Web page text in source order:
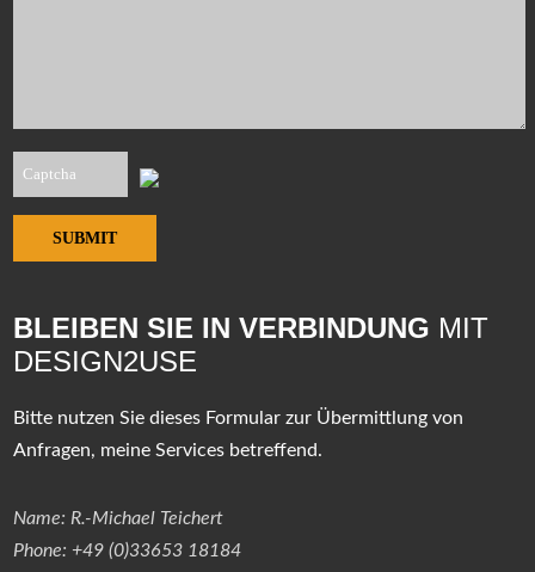
SUBMIT
BLEIBEN SIE IN VERBINDUNG MIT
DESIGN2USE
Bitte nutzen Sie dieses Formular zur Übermittlung von
Anfragen, meine Services betreffend.
Name: R.-Michael Teichert
Phone: +49 (0)33653 18184